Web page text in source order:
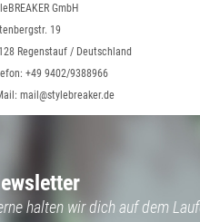
GmbH
19
Regenstauf / Deutschland
+49 9402/9388966
mail@stylebreaker.de
halten wir dich auf dem